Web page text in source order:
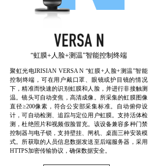
“虹膜+人脸+测温”智能控制终端
聚虹光电IRISIAN VERSA N “虹膜+人脸+测温”智能
控制终端，可在用户戴口罩、眼镜或护目镜的情况
下，精准而快速的识别虹膜和人脸，并进行非接触测
温。镜头可自动变焦，高清成像。所采集的虹膜图像
直径≥200像素，符合公安部采集标准。自动俯仰设
计，可自动检测、追踪与定位用户虹膜。支持活体检
测，杜绝照片和视频假脸冒充。该设备兼容多种门禁
控制器与电子锁，支持壁挂、闸机、桌面三种安装模
式。所获取的人员信息数据发送至后端服务器，采用
HTTPS加密传输协议，确保数据安全。